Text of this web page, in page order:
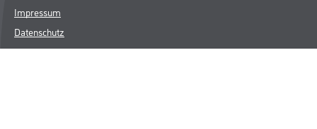
Impressum
Datenschutz
Integrität